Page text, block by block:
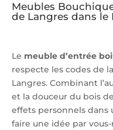
Meubles
de Langres dans le
Le meuble d’entrée
respecte les codes de la
Langres. Combinant
et la douceur du bois
effets personnels dans
faire une idée par